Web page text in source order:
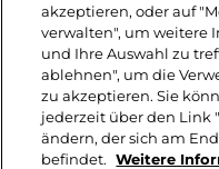
verteilen.
Pistazien
und
akzeptieren, oder auf
verwalten", um weitere
und Ihre Auswahl zu
ablehnen", um die
zu akzeptieren. Sie
jederzeit über den Link
ändern, der sich am
befindet. Weitere